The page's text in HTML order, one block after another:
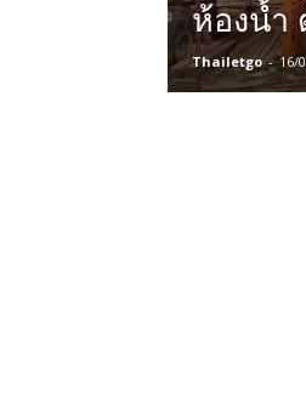
ห้องน้ำ
Thailetgo - 16/